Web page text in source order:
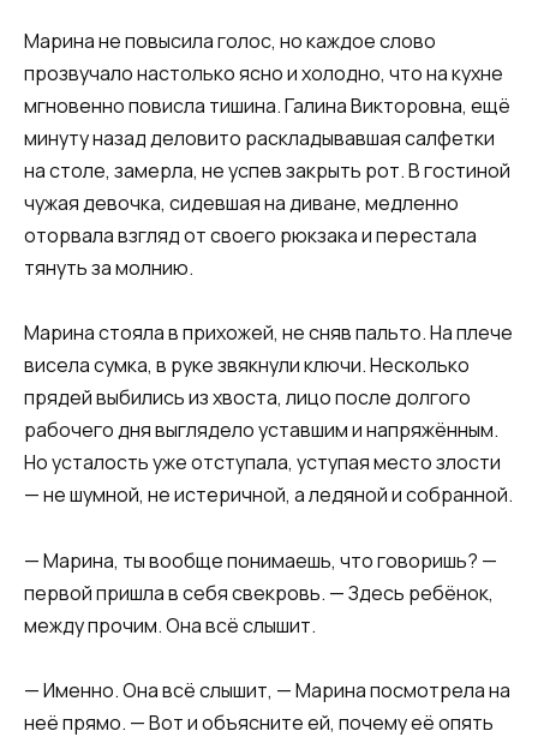
Марина не повысила голос, но каждое слово
прозвучало настолько ясно и холодно, что на кухне
мгновенно повисла тишина. Галина Викторовна, ещё
минуту назад деловито раскладывавшая салфетки
на столе, замерла, не успев закрыть рот. В гостиной
чужая девочка, сидевшая на диване, медленно
оторвала взгляд от своего рюкзака и перестала
тянуть за молнию.
Марина стояла в прихожей, не сняв пальто. На плече
висела сумка, в руке звякнули ключи. Несколько
прядей выбились из хвоста, лицо после долгого
рабочего дня выглядело уставшим и напряжённым.
Но усталость уже отступала, уступая место злости
— не шумной, не истеричной, а ледяной и собранной.
— Марина, ты вообще понимаешь, что говоришь? —
первой пришла в себя свекровь. — Здесь ребёнок,
между прочим. Она всё слышит.
— Именно. Она всё слышит, — Марина посмотрела на
неё прямо. — Вот и объясните ей, почему её опять